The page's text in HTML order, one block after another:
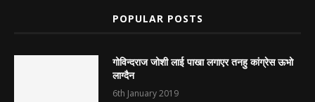
POPULAR POSTS
गोविन्दराज जोशी लाई पाखा लगाएर तनहु कांग्रेस ऊभो
लाग्दैन
6th January 2019